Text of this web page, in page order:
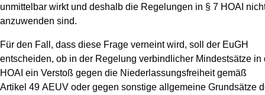
unmittelbar wirkt und deshalb die Regelungen in § 7 HOAI
anzuwenden sind.
Für den Fall, dass diese Frage verneint wird, soll der EuGH
entscheiden, ob in der Regelung verbindlicher Mindestsätze in
HOAI ein Verstoß gegen die Niederlassungsfreiheit gemäß
Artikel 49 AEUV oder gegen sonstige allgemeine Grundsätze